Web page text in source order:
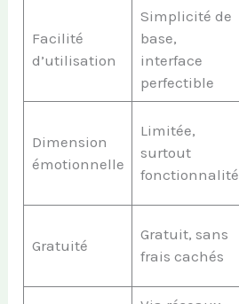
Facilité
d’utilisation
Simplicité de
base,
interface
perfectible
Dimension
émotionnelle
Limitée,
surtout
fonctionnalité
Gratuité
Gratuit, sans
frais cachés